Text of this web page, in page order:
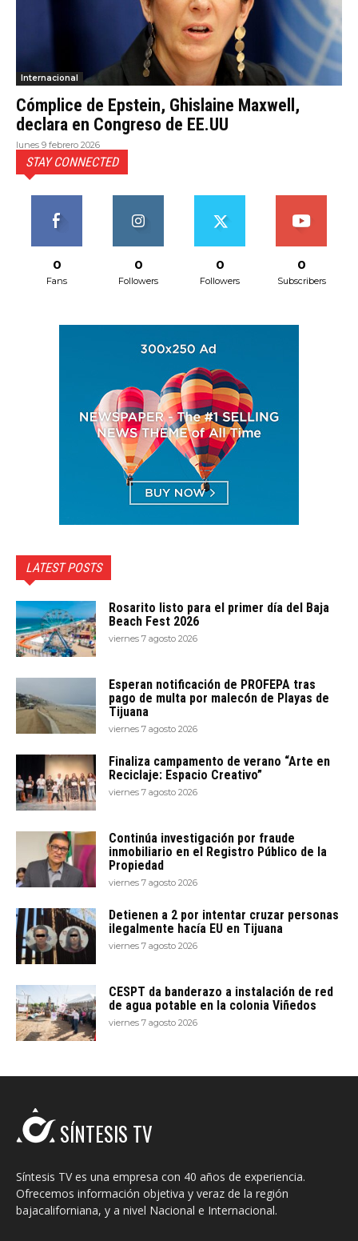
Internacional
Cómplice de Epstein, Ghislaine Maxwell,
declara en Congreso de EE.UU
lunes 9 febrero 2026
STAY CONNECTED
0
Fans
0
Followers
0
Followers
0
Subscribers
LATEST POSTS
Rosarito listo para el primer día del Baja
Beach Fest 2026
viernes 7 agosto 2026
Esperan notificación de PROFEPA tras
pago de multa por malecón de Playas de
Tijuana
viernes 7 agosto 2026
Finaliza campamento de verano “Arte en
Reciclaje: Espacio Creativo”
viernes 7 agosto 2026
Continúa investigación por fraude
inmobiliario en el Registro Público de la
Propiedad
viernes 7 agosto 2026
Detienen a 2 por intentar cruzar personas
ilegalmente hacía EU en Tijuana
viernes 7 agosto 2026
CESPT da banderazo a instalación de red
de agua potable en la colonia Viñedos
viernes 7 agosto 2026
SÍNTESIS TV
Síntesis TV es una empresa con 40 años de experiencia.
Ofrecemos información objetiva y veraz de la región
bajacaliforniana, y a nivel Nacional e Internacional.